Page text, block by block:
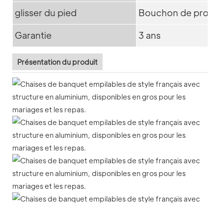
glisser du pied
Bouchon de
Garantie
3 ans
Présentation du produit